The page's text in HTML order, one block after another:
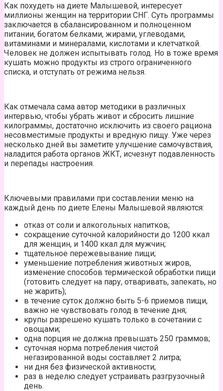
Как похудеть на диете Малышевой, интересует
миллионы женщин на территории СНГ. Суть программы
заключается в сбалансированном и полноценном
питании, богатом белками, жирами, углеводами,
витаминами и минералами, кислотами и клетчаткой.
Человек не должен испытывать голод. Но в тоже время
кушать можно продукты из строго ограниченного
списка, и отступать от режима нельзя.
Как отмечала сама автор методики в различных
интервью, чтобы убрать живот и сбросить лишние
килограммы, достаточно исключить из своего рациона
несовместимые продукты и вредную пищу. Уже через
несколько дней вы заметите улучшение самочувствия,
наладится работа органов ЖКТ, исчезнут подавленность
и перепады настроения.
Ключевыми правилами при составлении меню на
каждый день по диете Елены Малышевой являются:
отказ от соли и алкогольных напитков;
сокращение суточной калорийности до 1200 ккал
для женщин, и 1400 ккал для мужчин;
тщательное пережевывание пищи;
уменьшение потребления животных жиров,
изменение способов термической обработки пищи
(готовить следует на пару, отваривать, запекать, но
не жарить);
в течение суток должно быть 5-6 приемов пищи,
важно не чувствовать голод в течение дня;
крупы разрешено кушать только в сочетании с
овощами;
одна порция не должна превышать 250 граммов;
суточная норма потребления чистой
негазированной воды составляет 2 литра;
ни дня без физической активности;
раз в неделю следует устраивать разгрузочный
день.